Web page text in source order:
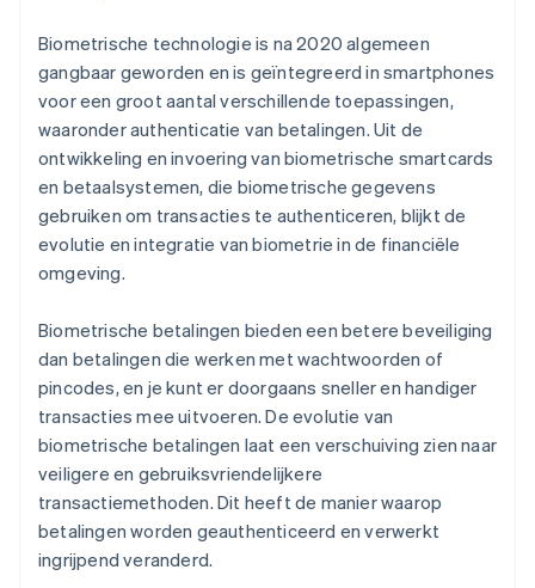
Biometrische technologie is na 2020 algemeen
gangbaar geworden en is geïntegreerd in smartphones
voor een groot aantal verschillende toepassingen,
waaronder authenticatie van betalingen. Uit de
ontwikkeling en invoering van biometrische smartcards
en betaalsystemen, die biometrische gegevens
gebruiken om transacties te authenticeren, blijkt de
evolutie en integratie van biometrie in de financiële
omgeving.
Biometrische betalingen bieden een betere beveiliging
dan betalingen die werken met wachtwoorden of
pincodes, en je kunt er doorgaans sneller en handiger
transacties mee uitvoeren. De evolutie van
biometrische betalingen laat een verschuiving zien naar
veiligere en gebruiksvriendelijkere
transactiemethoden. Dit heeft de manier waarop
betalingen worden geauthenticeerd en verwerkt
ingrijpend veranderd.